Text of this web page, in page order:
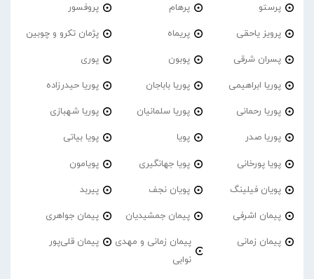
پرستو پرهام پروفسور
پرویز یاحقی پریماه پژمان تکرو و چوبین
پسران شرقی پوبون پوری
پوریا ابراهیمی پوریا باباجان پوریا حیدرزاده
پوریا رحمانی پوریا سلمانیان پوریا شهبازی
پوریا صدر پویا پویا بیاتی
پویا پورخانی پویا جهانگیری پویامون
پویان فیلینگ پویان نجف پیربد
پیمان اشرفی پیمان جمشیدیان پیمان جواهری
پیمان زمانی
پیمان زمانی و مهدی
نوابی
پیمان قلی‌پور